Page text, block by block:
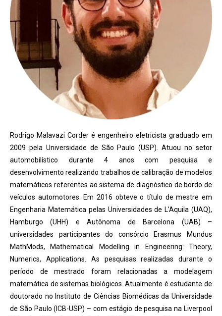
Rodrigo Malavazi Corder é engenheiro eletricista graduado em
2009 pela Universidade de São Paulo (USP). Atuou no setor
automobilístico durante 4 anos com pesquisa e
desenvolvimento realizando trabalhos de calibração de modelos
matemáticos referentes ao sistema de diagnóstico de bordo de
veículos automotores. Em 2016 obteve o título de mestre em
Engenharia Matemática pelas Universidades de L’Aquila (UAQ),
Hamburgo (UHH) e Autônoma de Barcelona (UAB) –
universidades participantes do consórcio Erasmus Mundus
MathMods, Mathematical Modelling in Engineering: Theory,
Numerics, Applications. As pesquisas realizadas durante o
período de mestrado foram relacionadas a modelagem
matemática de sistemas biológicos. Atualmente é estudante de
doutorado no Instituto de Ciências Biomédicas da Universidade
de São Paulo (ICB-USP) – com estágio de pesquisa na Liverpool